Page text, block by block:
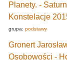
Planety. -
Konstelacje
grupa: podstawy
Gronert
Osobowości -